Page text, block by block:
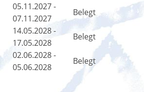
05.11.2027 -
07.11.2027
Belegt
14.05.2028 -
17.05.2028
Belegt
02.06.2028 -
05.06.2028
Belegt